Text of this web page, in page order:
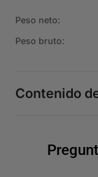
Peso neto:
Peso bruto:
Contenido